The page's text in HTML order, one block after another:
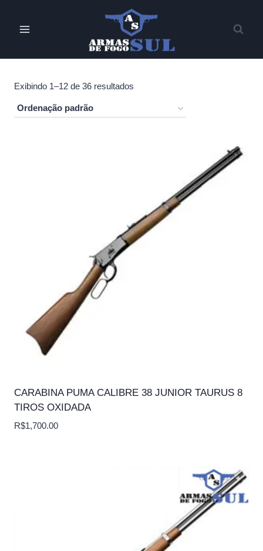
Exibindo 1–12 de 36 resultados
CARABINA PUMA CALIBRE 38 JUNIOR TAURUS 8
TIROS OXIDADA
R$1,700.00